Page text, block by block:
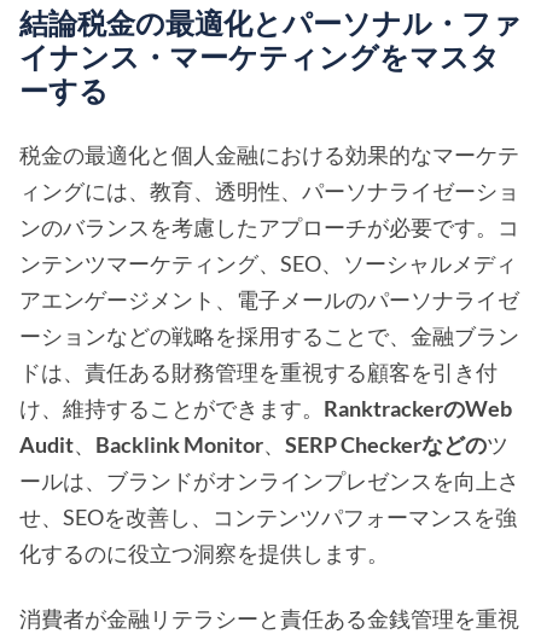
結論税金の最適化とパーソナル・ファ
イナンス・マーケティングをマスタ
ーする
税金の最適化と個人金融における効果的なマーケテ
ィングには、教育、透明性、パーソナライゼーショ
ンのバランスを考慮したアプローチが必要です。コ
ンテンツマーケティング、SEO、ソーシャルメディ
アエンゲージメント、電子メールのパーソナライゼ
ーションなどの戦略を採用することで、金融ブラン
ドは、責任ある財務管理を重視する顧客を引き付
け、維持することができます。 RanktrackerのWeb
Audit、 Backlink Monitor、 SERP Checkerなどのツ
ールは、ブランドがオンラインプレゼンスを向上さ
せ、SEOを改善し、コンテンツパフォーマンスを強
化するのに役立つ洞察を提供します。
消費者が金融リテラシーと責任ある金銭管理を重視